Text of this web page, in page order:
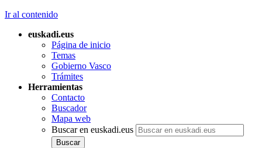
Ir al contenido
euskadi.eus
Página de inicio
Temas
Gobierno Vasco
Trámites
Herramientas
Contacto
Buscador
Mapa web
Buscar en euskadi.eus